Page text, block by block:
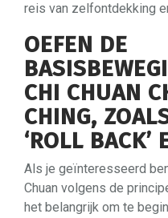
reis van zelfontdekking
OEFEN DE
CHI CHUAN
CHING,
‘ROLL BACK’
Als je geïnteresseerd
Chuan volgens de
het belangrijk om te